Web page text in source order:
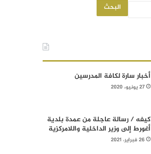
البحث
أخبار سارة لكافة المدرسين
27 يونيو، 2020
كيفه / رسالة عاجلة من عمدة بلدية
أغورط إلى وزير الداخلية واللامركزية
26 فبراير، 2021